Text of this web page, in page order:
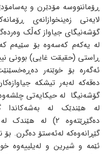
ڕۆماننووسه‌ مۆدێرن و
لایه‌نی زه‌ینخوازانه‌ی
گۆشه‌نیگای جیاواز که‌ڵک
له‌ یه‌که‌م که‌سه‌وه‌ بۆ سێیه‌م
ڕاستی (حقیقت غایی) بوونی
ئه‌گه‌ره‌ بۆ خوێنه‌ر
ده‌قه‌که‌ له‌به‌ر تیشکه‌
له‌ هێندێک له‌ به‌شه‌کاندا
ده‌گێڕێته‌وه‌ ٢) له‌
ئێمه‌ و شیرین و له‌یلییه‌وه‌